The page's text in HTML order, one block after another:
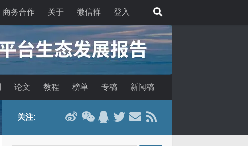
商务合作 关于 微信群 登入
论文 教程 榜单 专稿 新闻稿
关注: